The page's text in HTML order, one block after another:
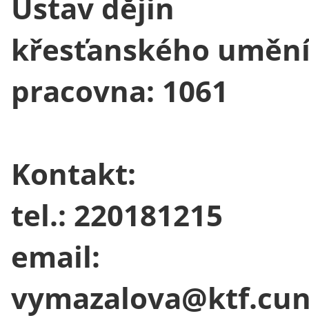
křesťanského
pracovna: 1061
Kontakt:
tel.: 220181215
email: